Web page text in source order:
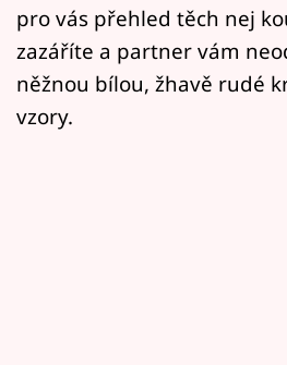
pro vás přehled těch nej
zazáříte a partner vám
něžnou bílou, žhavě rudé
vzory.